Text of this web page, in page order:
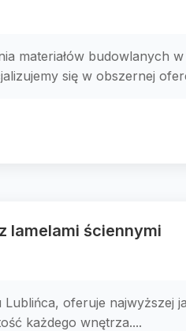
materiałów budowlanych
się w obszernej
lamelami ściennymi
oferuje
każdego wnętrza....